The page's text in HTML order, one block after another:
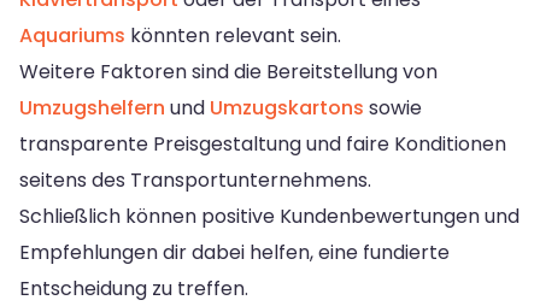
Aquariums könnten relevant sein.
Weitere Faktoren sind die Bereitstellung von
Umzugshelfern und Umzugskartons sowie
transparente Preisgestaltung und faire Konditionen
seitens des Transportunternehmens.
Schließlich können positive Kundenbewertungen und
Empfehlungen dir dabei helfen, eine fundierte
Entscheidung zu treffen.